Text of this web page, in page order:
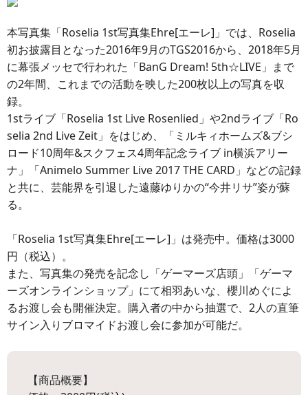
本写真集「Roselia 1st写真集Ehre[エーレ]」では、Roselia
初お披露目となった2016年9月のTGS2016から、2018年5月
に幕張メッセで行われた「BanG Dream! 5th☆LIVE」まで
の2年間、これまでの活動を映した200枚以上の写真を収
録。
1stライブ「Roselia 1st Live Rosenlied」や2ndライブ「Ro
selia 2nd Live Zeit」をはじめ、「ミルキィホームズ&ブシ
ロード10周年&スクフェス4周年記念ライブ in横浜アリー
ナ」「Animelo Summer Live 2017 THE CARD」などの記録
と共に、芸能界を引退した遠藤ゆりかの“今井リサ”姿が蘇
る。
「Roselia 1st写真集Ehre[エーレ]」は発売中。価格は3000
円（税込）。
また、写真集の発売を記念し「ゲーマーズ店頭」「ゲーマ
ーズオンラインショップ」にて相羽あいな、櫻川めぐによ
るお渡し会も開催決定。購入者の中から抽選で、2人の直筆
サイン入りブロマイドお渡し会に参加が可能だ。
【商品概要】